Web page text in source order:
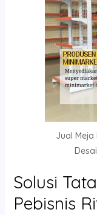
Jual
Solusi
Pebisnis